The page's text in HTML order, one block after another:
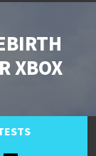
XBOX